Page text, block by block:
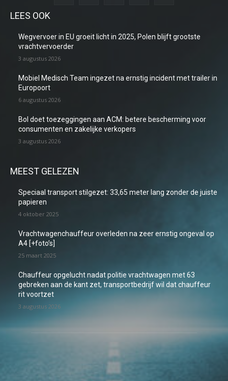
LEES OOK
Wegvervoer in EU groeit licht in 2025, Polen blijft grootste
vrachtvervoerder
3 augustus 2026
Mobiel Medisch Team ingezet na ernstig incident met trailer in
Europoort
6 augustus 2026
Bol doet toezeggingen aan ACM: betere bescherming voor
consumenten en zakelijke verkopers
3 augustus 2026
MEEST GELEZEN
Speciaal transport stilgezet: 33,65 meter lang zonder de juiste
papieren
4 oktober 2025
Vrachtwagenchauffeur overleden na zeer ernstig ongeval op
A4 [+foto’s]
25 maart 2025
Chauffeur opgelucht nadat politie vrachtwagen met 63
gebreken aan de kant zet, transportbedrijf wil dat chauffeur
rit voortzet
3 augustus 2026